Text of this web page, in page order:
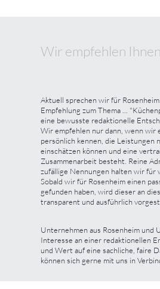
Wir empfehlen
Aktuell sprechen wir für
Empfehlung zum Thema ...
eine bewusste redaktionelle
Wir empfehlen nur dann, wenn wir
persönlich kennen, die Leistungen
einschätzen können und eine
Zusammenarbeit besteht. Reine
zufällige Nennungen halten wir für
Sobald wir für Rosenheim einen
gefunden haben, wird dieser an
transparent und ausführlich
Unternehmen aus Rosenheim und
Interesse an einer redaktionellen
und Wert auf eine sachliche, faire
können sich gerne mit uns in